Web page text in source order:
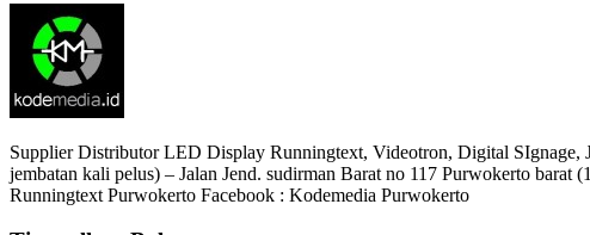
Supplier Distributor LED Display Runningtext, Videotron, Digital SIgnage,
jembatan kali pelus) – Jalan Jend. sudirman Barat no 117 Purwokerto
Runningtext Purwokerto Facebook : Kodemedia Purwokerto